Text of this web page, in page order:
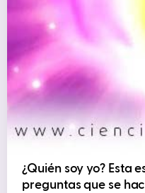
¿Quién soy yo? Esta
preguntas que se